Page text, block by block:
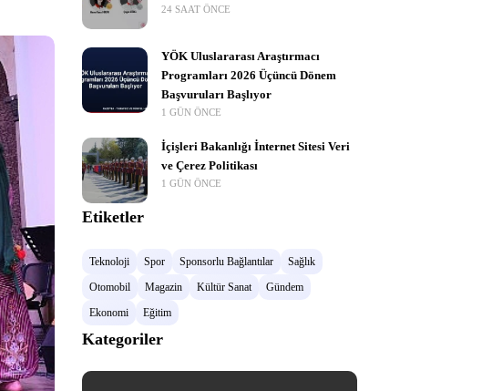
24 SAAT ÖNCE
YÖK Uluslararası Araştırmacı
Programları 2026 Üçüncü Dönem
Başvuruları Başlıyor
1 GÜN ÖNCE
İçişleri Bakanlığı İnternet Sitesi Veri
ve Çerez Politikası
1 GÜN ÖNCE
Etiketler
Teknoloji Spor Sponsorlu Bağlantılar
Sağlık
Otomobil
Magazin Kültür Sanat
Gündem
Ekonomi
Eğitim
Kategoriler